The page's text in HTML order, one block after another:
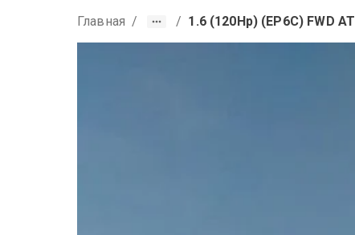
Главная / / 1.6 (120Hp) (EP6C) FWD AT